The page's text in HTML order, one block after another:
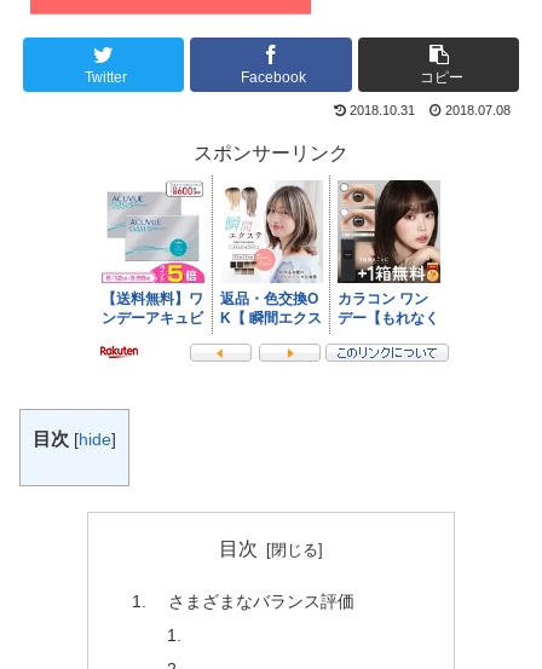
Twitter Facebook コピー
2018.10.31 2018.07.08
スポンサーリンク
目次 [hide]
目次
さまざまなバランス評価